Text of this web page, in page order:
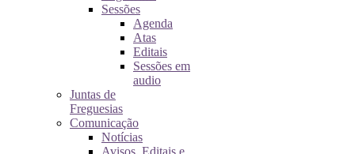
Sessões
Agenda
Atas
Editais
Sessões em
audio
Juntas de
Freguesias
Comunicação
Notícias
Avisos, Editais e